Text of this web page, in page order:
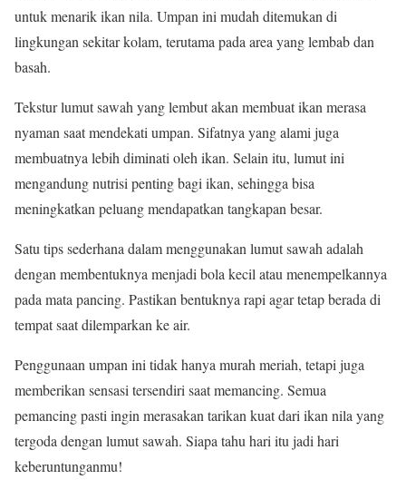
untuk menarik ikan nila. Umpan ini mudah ditemukan di
lingkungan sekitar kolam, terutama pada area yang lembab dan
basah.
Tekstur lumut sawah yang lembut akan membuat ikan merasa
nyaman saat mendekati umpan. Sifatnya yang alami juga
membuatnya lebih diminati oleh ikan. Selain itu, lumut ini
mengandung nutrisi penting bagi ikan, sehingga bisa
meningkatkan peluang mendapatkan tangkapan besar.
Satu tips sederhana dalam menggunakan lumut sawah adalah
dengan membentuknya menjadi bola kecil atau menempelkannya
pada mata pancing. Pastikan bentuknya rapi agar tetap berada di
tempat saat dilemparkan ke air.
Penggunaan umpan ini tidak hanya murah meriah, tetapi juga
memberikan sensasi tersendiri saat memancing. Semua
pemancing pasti ingin merasakan tarikan kuat dari ikan nila yang
tergoda dengan lumut sawah. Siapa tahu hari itu jadi hari
keberuntunganmu!